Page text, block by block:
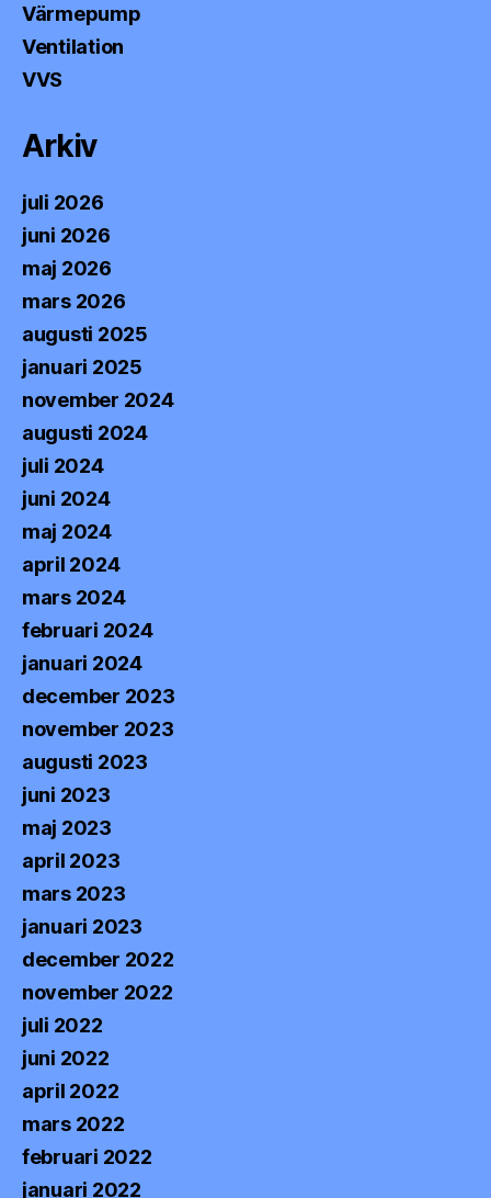
Värmepump
Ventilation
VVS
Arkiv
juli 2026
juni 2026
maj 2026
mars 2026
augusti 2025
januari 2025
november 2024
augusti 2024
juli 2024
juni 2024
maj 2024
april 2024
mars 2024
februari 2024
januari 2024
december 2023
november 2023
augusti 2023
juni 2023
maj 2023
april 2023
mars 2023
januari 2023
december 2022
november 2022
juli 2022
juni 2022
april 2022
mars 2022
februari 2022
januari 2022